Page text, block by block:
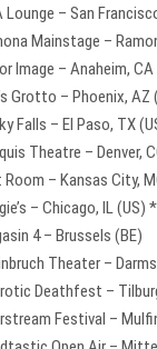
– San
Mainstage –
Image – Anaheim,
Grotto – Phoenix, AZ
Falls – El Paso, TX
Theatre – Denver,
– Kansas City,
– Chicago, IL (US) *
4 – Brussels (BE)
Theater –
Deathfest –
Festival –